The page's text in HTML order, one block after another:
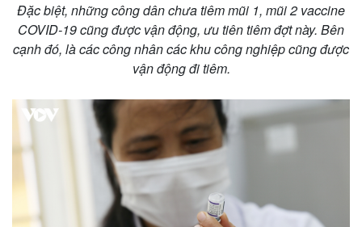
Thị trường
Giá vàng
Tiêu dùng
Tỷ giá
Đặc biệt, những công dân chưa tiêm mũi 1, mũi 2 vaccine
COVID-19 cũng được vận động, ưu tiên tiêm đợt này. Bên
cạnh đó, là các công nhân các khu công nghiệp cũng được
vận động đi tiêm.